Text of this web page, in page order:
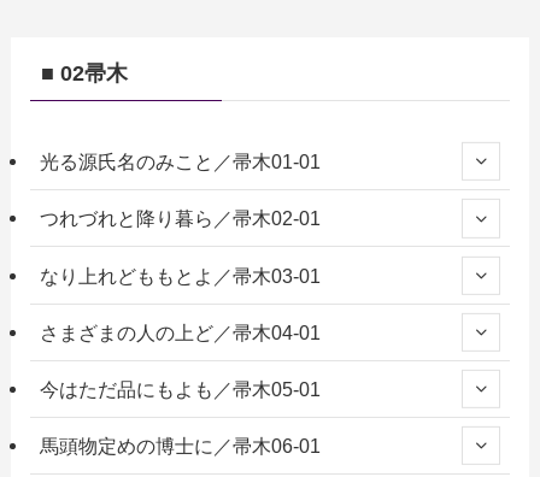
■ 02帚木
光る源氏名のみこと／帚木01-01
つれづれと降り暮ら／帚木02-01
なり上れどももとよ／帚木03-01
さまざまの人の上ど／帚木04-01
今はただ品にもよも／帚木05-01
馬頭物定めの博士に／帚木06-01